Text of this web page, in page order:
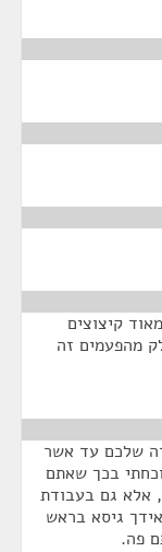
קיצוצים
מהפעמים זה
שלכם עד אשר
בכך שאתם
אלא גם בעבודת
גיסא בראש
פה.